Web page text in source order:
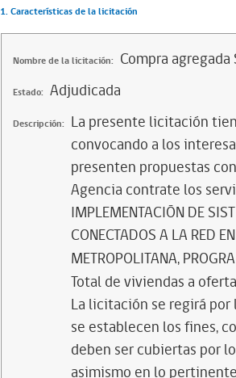
1. Características de la licitación
Nombre de la licitación: Compra agregada
Estado: Adjudicada
Descripción: La presente licitación
convocando a los
presenten propuestas
Agencia contrate los
IMPLEMENTACIÓN DE
CONECTADOS A LA RED
METROPOLITANA,
Total de viviendas a
La licitación se regirá por
se establecen los fines,
deben ser cubiertas por
asimismo en lo